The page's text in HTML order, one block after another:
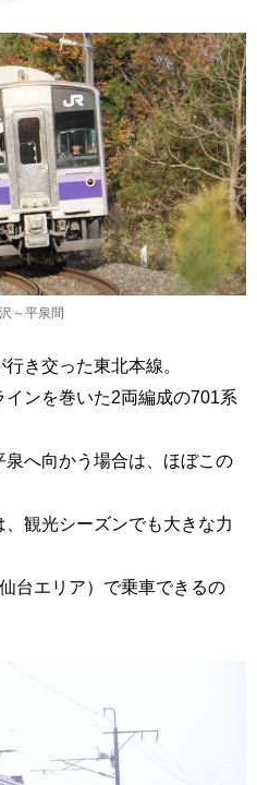
～平泉間
き交った東北本線。
ンを巻いた2両編成の701系
へ向かう場合は、ほぼこの
観光シーズンでも大きな力
台エリア）で乗車できるの